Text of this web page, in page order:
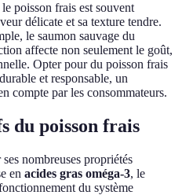
poisson frais est souvent
délicate et sa texture tendre.
le saumon sauvage du
affecte non seulement le goût,
Opter pour du poisson frais
et responsable, un
compte par les consommateurs.
du poisson frais
nombreuses propriétés
en acides gras oméga-3, le
du système